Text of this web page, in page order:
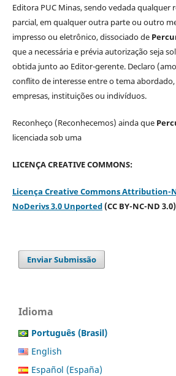
Editora PUC Minas, sendo vedada qualquer
parcial, em qualquer outra parte ou outro
impresso ou eletrônico, dissociado de
que a necessária e prévia autorização seja
obtida junto ao Editor-gerente. Declaro
conflito de interesse entre o tema
empresas, instituições ou indivíduos.
Reconheço (Reconhecemos) ainda que
licenciada sob uma
LICENÇA CREATIVE COMMONS:
Licença Creative Commons Attribution-
NoDerivs 3.0 Unported(CC BY-NC-ND
Enviar Submissão
Idioma
Português (Brasil)
English
Español (España)